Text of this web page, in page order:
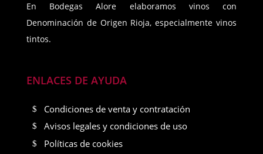
En Bodegas Alore elaboramos vinos con
Denominación de Origen Rioja, especialmente vinos
tintos.
ENLACES DE AYUDA
Condiciones de venta y contratación
Avisos legales y condiciones de uso
Políticas de cookies